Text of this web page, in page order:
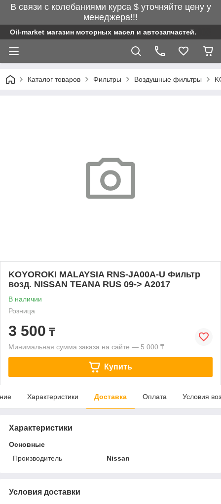
В связи с колебаниями курса $ уточняйте цену у
менеджера!!!
Oil-market магазин моторных масел и автозапчастей.
Каталог товаров Фильтры Воздушные фильтры
KOYOROKI MALAYSIA RNS-JA00A-U Фильтр
возд. NISSAN TEANA RUS 09-> A2017
В наличии
Розница
3 500 ₸
Минимальная сумма заказа на сайте — 5 000 ₸
Купить
Характеристики Доставка Оплата Условия
Характеристики
Основные
Производитель
Nissan
Условия доставки